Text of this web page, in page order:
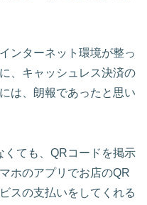
ンターネット環境が整っ
、キャッシュレス決済の
は、朗報であったと思い
くても、QRコードを掲示
ホのアプリでお店のQR
スの支払いをしてくれる